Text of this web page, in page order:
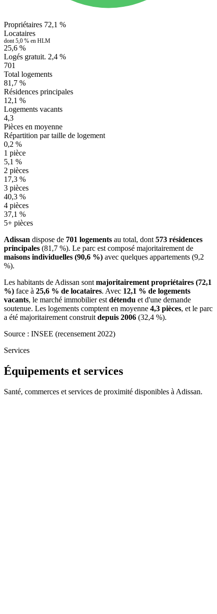
Propriétaires 72,1 %
Locataires
dont 5,0 % en HLM
25,6 %
Logés gratuit. 2,4 %
701
Total logements
81,7 %
Résidences principales
12,1 %
Logements vacants
4,3
Pièces en moyenne
Répartition par taille de logement
0,2 %
1 pièce
5,1 %
2 pièces
17,3 %
3 pièces
40,3 %
4 pièces
37,1 %
5+ pièces
Adissan dispose de 701 logements au total, dont573 résidences
principales (81,7 %). Le parc est composé majoritairement de
maisons individuelles (90,6 %) avec quelques appartements (9,2
%).
Les habitants de Adissan sontmajoritairement propriétaires (72,1
%) face à 25,6 % de locataires. Avec 12,1 % de logements
vacants, le marché immobilier estdétendu et d'une demande
soutenue. Les logements comptent en moyenne 4,3 pièces, et le parc
a été majoritairement construitdepuis 2006 (32,4 %).
Source : INSEE (recensement 2022)
Services
Équipements et services
Santé, commerces et services de proximité disponibles à Adissan.